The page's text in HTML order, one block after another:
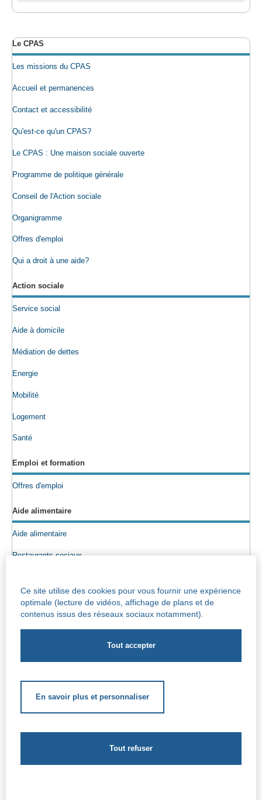
Ce site utilise des cookies pour vous fournir une expérience
optimale (lecture de vidéos, affichage de plans et de
contenus issus des réseaux sociaux notamment).
En savoir plus et personnaliser
Le CPAS
Les missions du CPAS
Accueil et permanences
Contact et accessibilité
Qu'est-ce qu'un CPAS?
Le CPAS : Une maison sociale ouverte
Programme de politique générale
Conseil de l'Action sociale
Organigramme
Offres d'emploi
Qui a droit à une aide?
Action sociale
Service social
Aide à domicile
Médiation de dettes
Energie
Mobilité
Logement
Santé
Emploi et formation
Offres d'emploi
Aide alimentaire
Aide alimentaire
Restaurants sociaux
Epicerie sociale
Socio-culturel
Soutien scolaire